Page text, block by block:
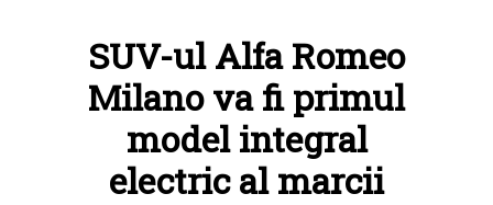
SUV-ul Alfa Romeo
Milano va fi primul
model integral
electric al marcii